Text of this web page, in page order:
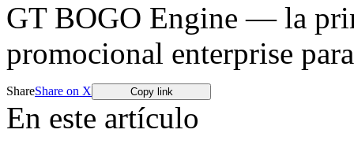
GT BOGO Engine — la
promocional enterprise
ShareShare on X Copy link
En este artículo